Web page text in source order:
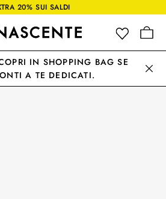
20% SUI SALDI
IN SHOPPING BAG SE
A TE DEDICATI.